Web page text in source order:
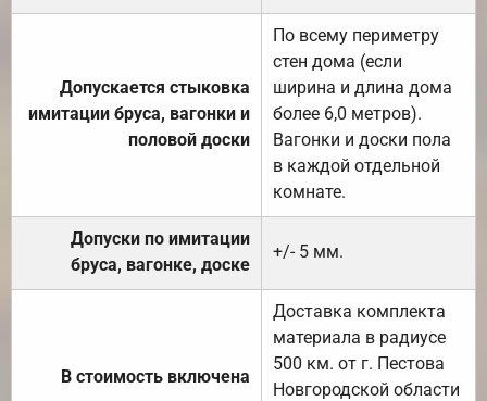
Допускается стыковка
имитации бруса, вагонки и
половой доски
По всему периметру
стен дома (если
ширина и длина дома
более 6,0 метров).
Вагонки и доски пола
в каждой отдельной
комнате.
Допуски по имитации
бруса, вагонке, доске
+/- 5 мм.
В стоимость включена
Доставка комплекта
материала в радиусе
500 км. от г. Пестова
Новгородской области